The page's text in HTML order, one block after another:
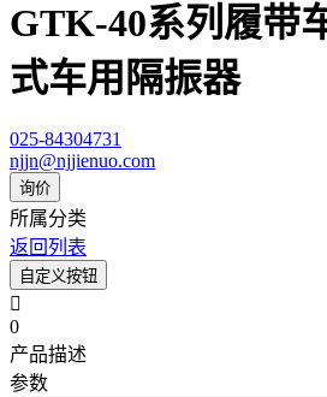
GTK-40系列履带
式车用隔振器
025-84304731
njjn@njjienuo.com
询价
所属分类
返回列表
自定义按钮

0
产品描述
参数